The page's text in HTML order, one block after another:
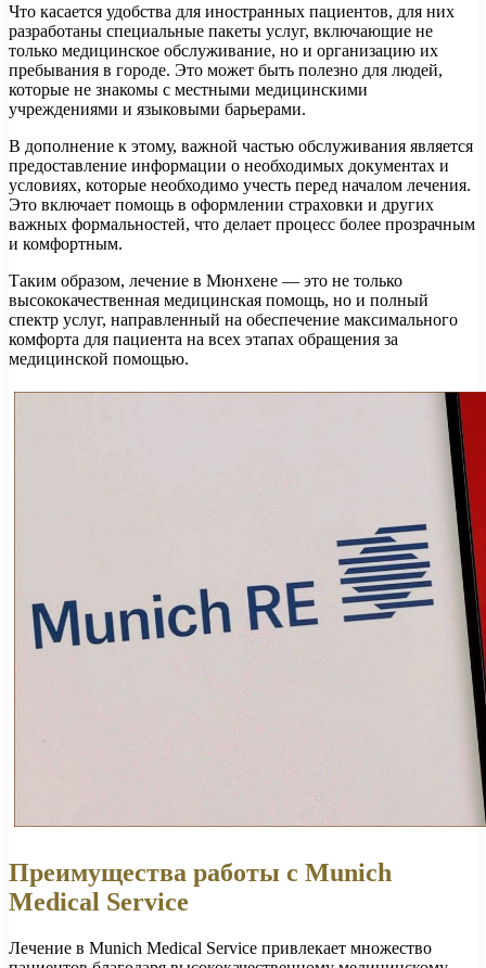
Что касается удобства для иностранных пациентов, для них
разработаны специальные пакеты услуг, включающие не
только медицинское обслуживание, но и организацию их
пребывания в городе. Это может быть полезно для людей,
которые не знакомы с местными медицинскими
учреждениями и языковыми барьерами.
В дополнение к этому, важной частью обслуживания является
предоставление информации о необходимых документах и
условиях, которые необходимо учесть перед началом лечения.
Это включает помощь в оформлении страховки и других
важных формальностей, что делает процесс более прозрачным
и комфортным.
Таким образом, лечение в Мюнхене — это не только
высококачественная медицинская помощь, но и полный
спектр услуг, направленный на обеспечение максимального
комфорта для пациента на всех этапах обращения за
медицинской помощью.
Преимущества работы с Munich
Medical Service
Лечение в Munich Medical Service привлекает множество